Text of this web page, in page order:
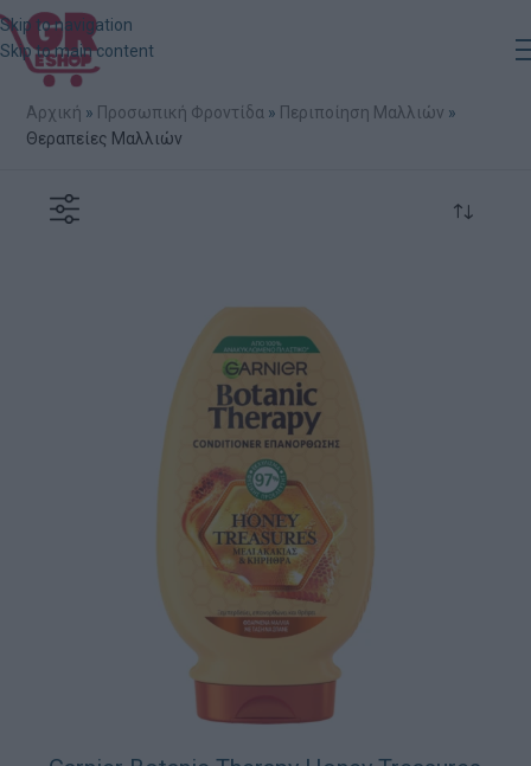
Skip to navigation
Skip to main content
Αρχική » Προσωπική Φροντίδα » Περιποίηση Μαλλιών »
Θεραπείες Μαλλιών